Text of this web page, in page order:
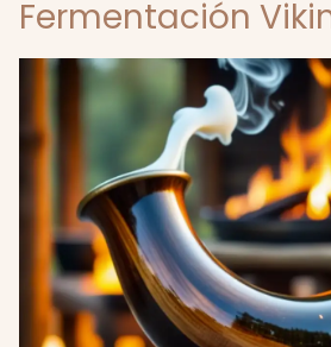
Fermentación